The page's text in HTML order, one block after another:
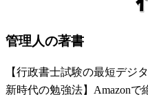
管理人の著書
【行政書士試験の最短デジ
新時代の勉強法】Amazonで